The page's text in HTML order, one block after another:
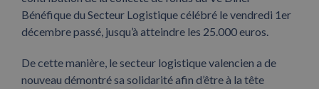
Bénéfique du Secteur Logistique célébré le vendredi 1er
décembre passé, jusqu’à atteindre les 25.000 euros.
De cette manière, le secteur logistique valencien a de
nouveau démontré sa solidarité afin d’être à la tête